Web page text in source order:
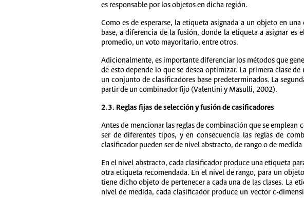
es responsable por los objetos en dicha región.
Como es de esperarse, la etiqueta asignada a un objeto en
base, a diferencia de la fusión, donde la etiqueta a asignar es
promedio, un voto mayoritario, entre otros.
Adicionalmente, es importante diferenciar los métodos que
de esto depende lo que se desea optimizar. La primera clase
un conjunto de clasificadores base predeterminados. La
partir de un combinador fijo (Valentini y Masulli, 2002).
2.3. Reglas fijas de selección y fusión de casificadores
Antes de mencionar las reglas de combinación que se
ser de diferentes tipos, y en consecuencia las reglas de
clasificador pueden ser de nivel abstracto, de rango o de
En el nivel abstracto, cada clasificador produce una etiqueta
otra etiqueta recomendada. En el nivel de rango, para un
tiene dicho objeto de pertenecer a cada una de las clases. La
nivel de medida, cada clasificador produce un vector c-